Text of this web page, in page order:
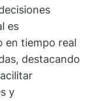
es
en tiempo real
destacando
y